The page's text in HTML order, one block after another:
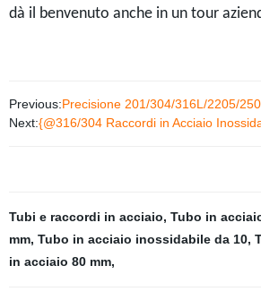
dà il benvenuto anche in un tour
Previous:Precisione 201/304/316L/2205/
Next:{@316/304 Raccordi in Acciaio
Tubi e raccordi in acciaio, Tubo in
mm, Tubo in acciaio inossidabile da 10,
in acciaio 80 mm,